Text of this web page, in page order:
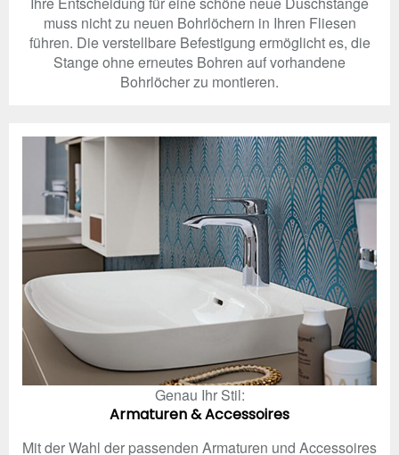
muss nicht zu neuen Bohrlöchern in Ihren Fliesen
führen. Die verstellbare Befestigung ermöglicht es, die
Stange ohne erneutes Bohren auf vorhandene
Bohrlöcher zu montieren.
Genau Ihr Stil:
Armaturen & Accessoires
Mit der Wahl der passenden Armaturen und Accessoires